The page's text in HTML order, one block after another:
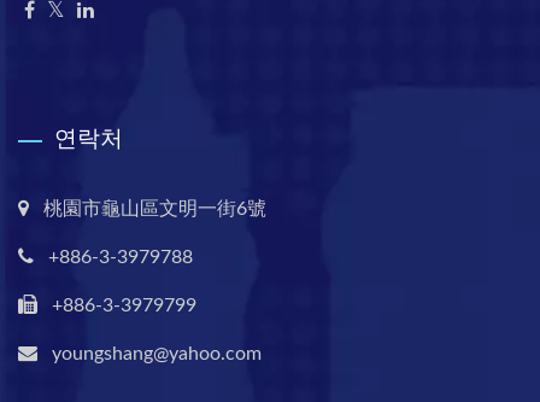
연락처
桃園市龜山區文明一街6號
+886-3-3979788
+886-3-3979799
youngshang@yahoo.com